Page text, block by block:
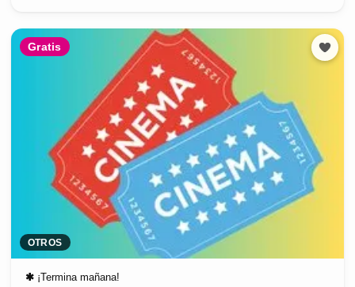
Gratis
OTROS
✱ ¡Termina mañana!